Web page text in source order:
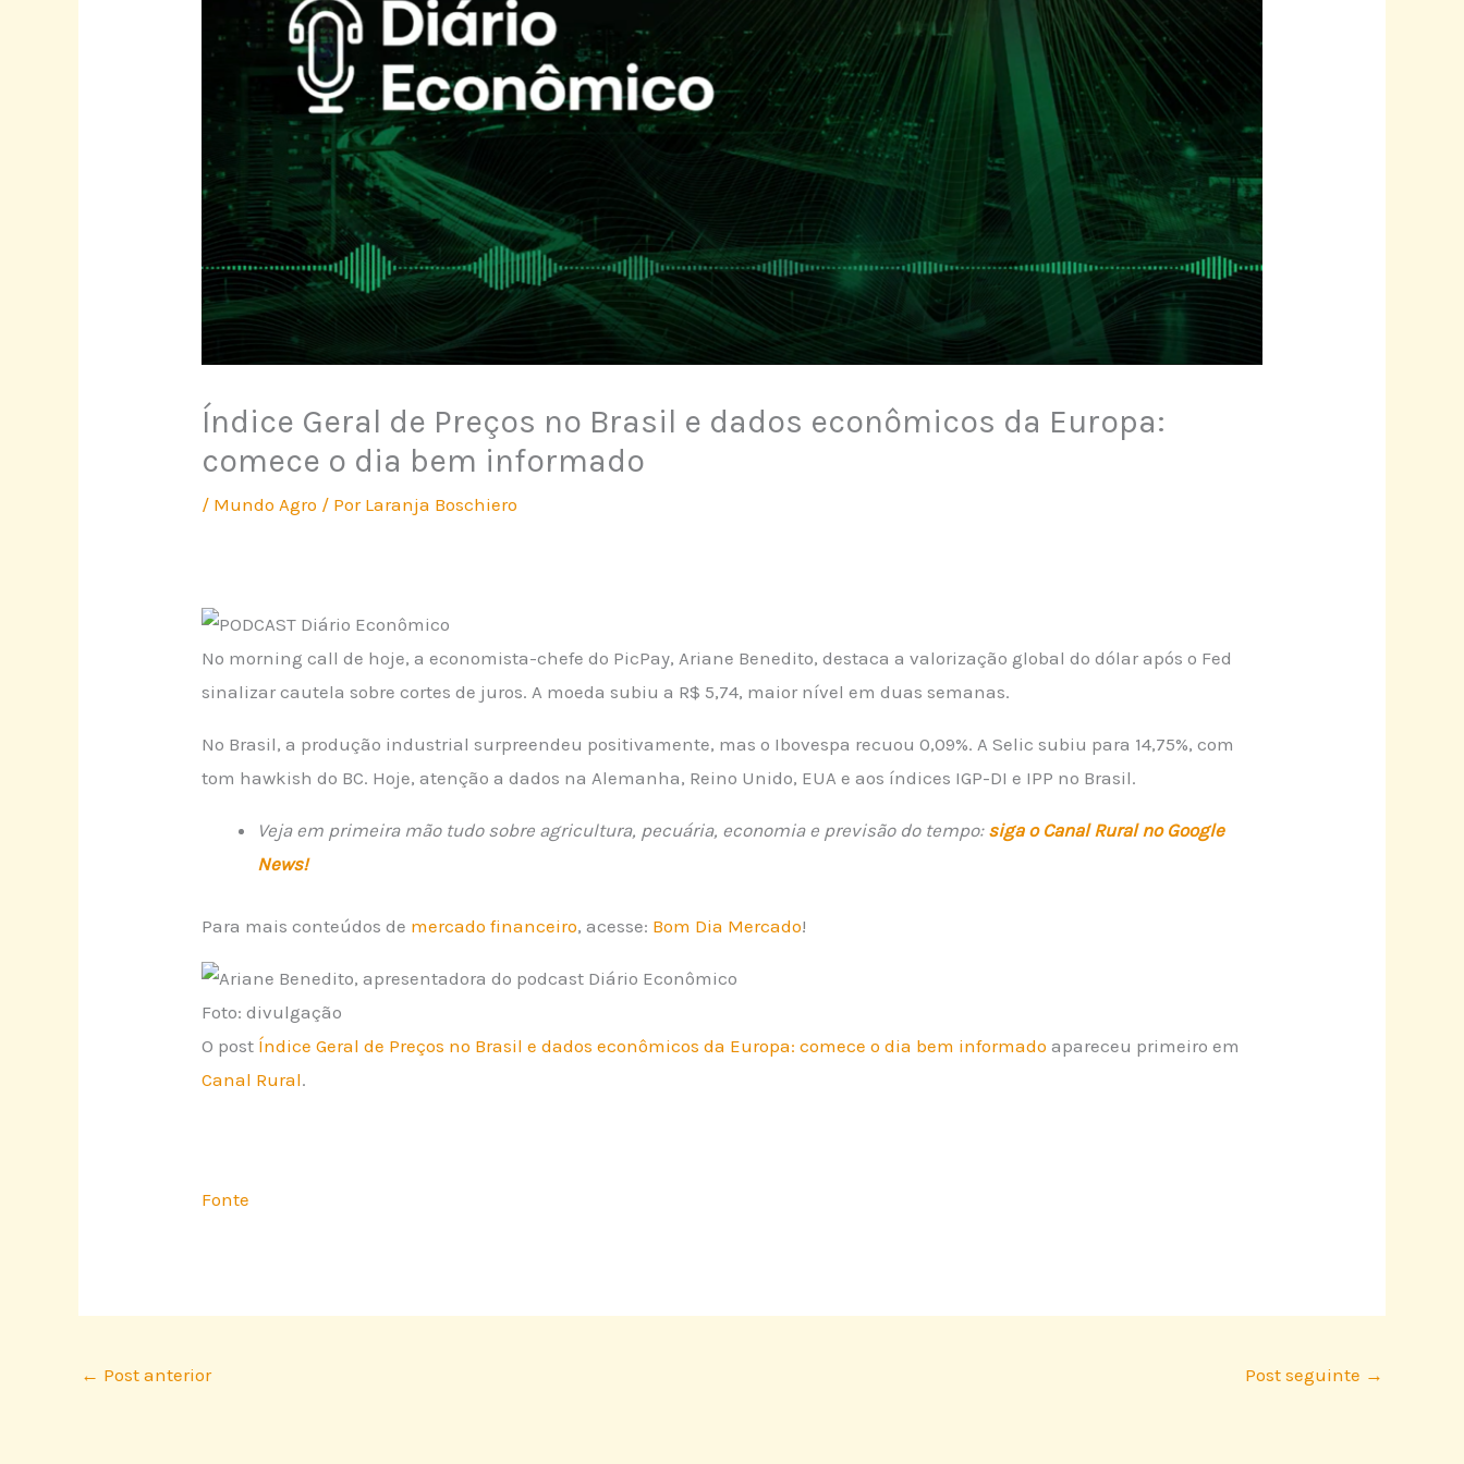
Índice Geral de Preços no Brasil e dados econômicos da Europa:
comece o dia bem informado
/ Mundo Agro / Por Laranja Boschiero
No morning call de hoje, a economista-chefe do PicPay, Ariane Benedito, destaca a valorização global do dólar após o Fed
sinalizar cautela sobre cortes de juros. A moeda subiu a R$ 5,74, maior nível em duas semanas.
No Brasil, a produção industrial surpreendeu positivamente, mas o Ibovespa recuou 0,09%. A Selic subiu para 14,75%, com
tom hawkish do BC. Hoje, atenção a dados na Alemanha, Reino Unido, EUA e aos índices IGP-DI e IPP no Brasil.
Veja em primeira mão tudo sobre agricultura, pecuária, economia e previsão do tempo: siga o Canal Rural no Google
News!
Para mais conteúdos de mercado financeiro, acesse: Bom Dia Mercado!
Foto: divulgação
O post Índice Geral de Preços no Brasil e dados econômicos da Europa: comece o dia bem informado apareceu primeiro em
Canal Rural.
Fonte
← Post anterior Post seguinte →